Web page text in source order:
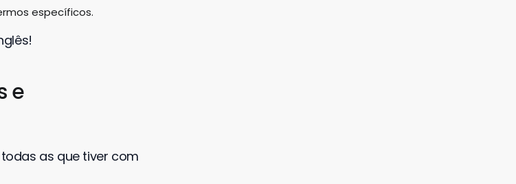
específicos.
e
as que tiver com